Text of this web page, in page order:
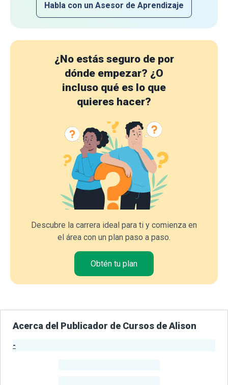
Habla con un Asesor de Aprendizaje
¿No estás seguro de por
dónde empezar? ¿O
incluso qué es lo que
quieres hacer?
Descubre la carrera ideal para ti y comienza en
el área con un plan paso a paso.
Obtén tu plan
Acerca del Publicador de Cursos de Alison
-